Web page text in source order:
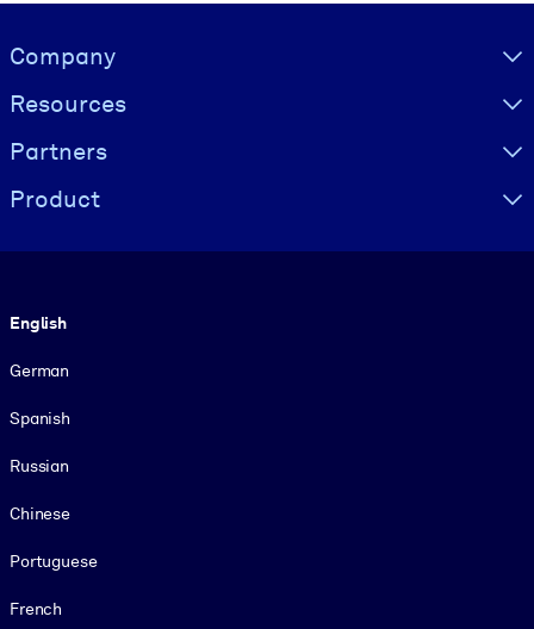
Visually hidden Text
Company
Resources
Partners
Product
English
German
Spanish
Russian
Chinese
Portuguese
French